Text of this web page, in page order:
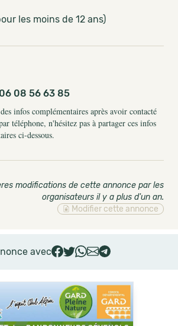
les moins de 12 ans)
06 08 56 63 85
infos complémentaires après avoir contacté
téléphone, n'hésitez pas à partager ces infos
ci-dessous.
modifications de cette annonce par les
organisateurs il y a plus d'un an.
Modifier cette annonce
avec